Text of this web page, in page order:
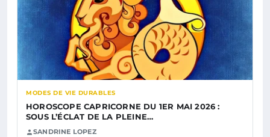
MODES DE VIE DURABLES
HOROSCOPE CAPRICORNE DU 1ER MAI 2026 :
SOUS L’ÉCLAT DE LA PLEINE…
SANDRINE LOPEZ